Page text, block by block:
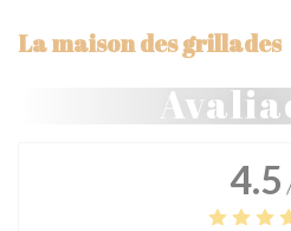
La maison des grillades
4.5